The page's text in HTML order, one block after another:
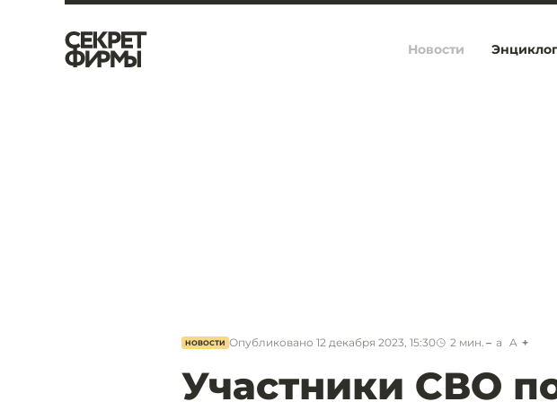
Новости
НОВОСТИ Опубликовано 12 декабря 2023, 15:30 2 мин. a A
Участники СВО